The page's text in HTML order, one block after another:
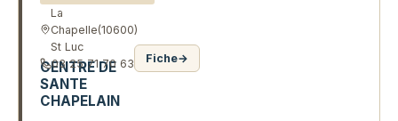
La
Chapelle
St Luc
(10600)
CENTRE DE
SANTE
CHAPELAIN
03 25 71 70 63 Fiche→